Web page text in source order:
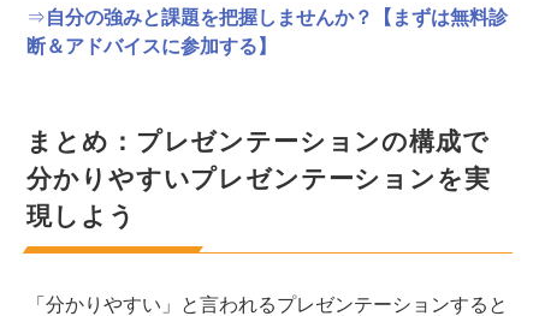
⇒自分の強みと課題を把握しませんか？【まずは無料診
断＆アドバイスに参加する】
まとめ：プレゼンテーションの構成で
分かりやすいプレゼンテーションを実
現しよう
「分かりやすい」と言われるプレゼンテーションすると